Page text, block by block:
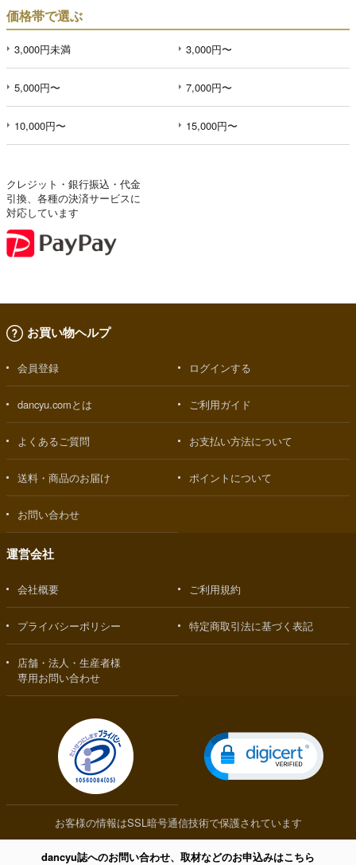
価格帯で選ぶ
3,000円未満 3,000円〜
5,000円〜 7,000円〜
10,000円〜 15,000円〜
クレジット・銀行振込・代金
引換、各種の決済サービスに
対応しています
お買い物ヘルプ
会員登録 ログインする
dancyu.comとは ご利用ガイド
よくあるご質問 お支払い方法について
送料・商品のお届け ポイントについて
お問い合わせ
運営会社
会社概要 ご利用規約
プライバシーポリシー 特定商取引法に基づく表記
店舗・法人・生産者様
専用お問い合わせ
お客様の情報はSSL暗号通信技術で保護されています
dancyu誌へのお問い合わせ、取材などのお申込みはこちら